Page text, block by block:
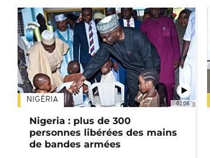
02:08
NIGÉRIA
Nigeria : plus de 300
personnes libérées des mains
de bandes armées